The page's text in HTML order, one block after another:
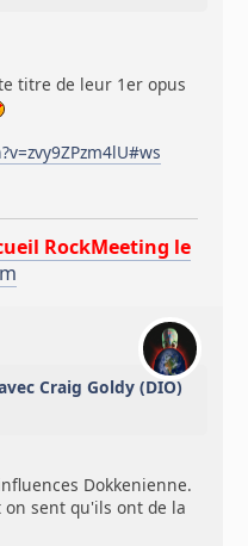
titre de leur 1er opus
RockMeeting le
Craig Goldy (DIO)
Dokkenienne.
on sent qu'ils ont de la